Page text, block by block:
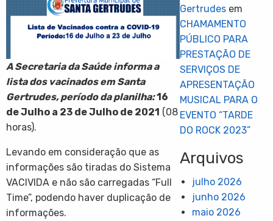
A Secretaria da Saúde informa a
lista dos vacinados em Santa
Gertrudes, período da planilha:16
de Julho a 23 de Julho de 2021 (08
horas).
Levando em consideração que as
informações são tiradas do Sistema
VACIVIDA e não são carregadas “Full
Time”, podendo haver duplicação de
informações.
Gertrudes em
CHAMAMENTO
PÚBLICO PARA
PRESTAÇÃO DE
SERVIÇOS DE
APRESENTAÇÃO
MUSICAL PARA O
EVENTO “TARDE
DO ROCK 2023”
Arquivos
julho 2026
junho 2026
maio 2026